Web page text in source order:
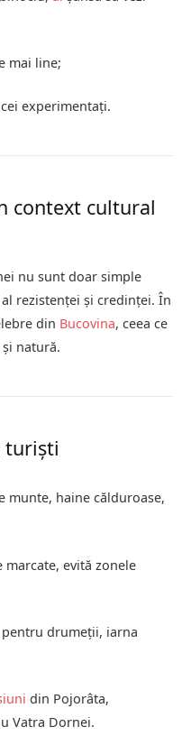
mai line;
experimentați.
context cultural
nu sunt doar simple
rezistenței și credinței. În
din Bucovina, ceea ce
natură.
turiști
munte, haine călduroase,
marcate, evită zonele
drumeții, iarna
din Pojorâta,
Vatra Dornei.